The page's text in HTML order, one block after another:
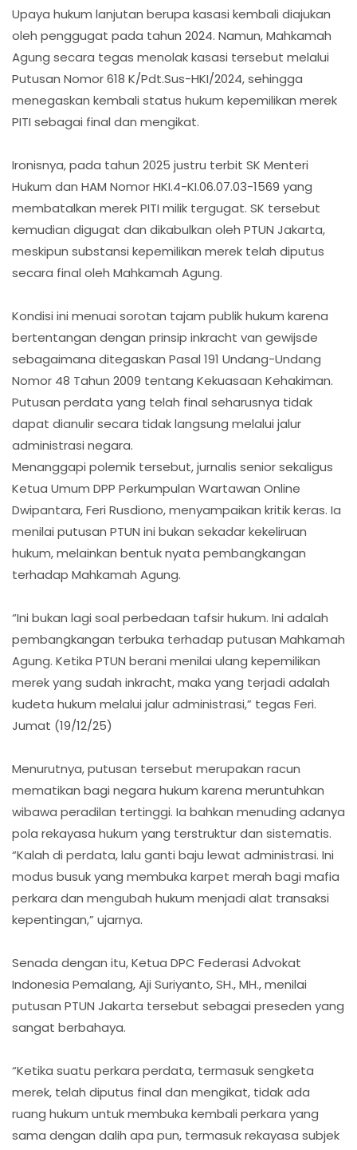
Upaya hukum lanjutan berupa kasasi kembali diajukan
oleh penggugat pada tahun 2024. Namun, Mahkamah
Agung secara tegas menolak kasasi tersebut melalui
Putusan Nomor 618 K/Pdt.Sus-HKI/2024, sehingga
menegaskan kembali status hukum kepemilikan merek
PITI sebagai final dan mengikat.
Ironisnya, pada tahun 2025 justru terbit SK Menteri
Hukum dan HAM Nomor HKI.4-KI.06.07.03-1569 yang
membatalkan merek PITI milik tergugat. SK tersebut
kemudian digugat dan dikabulkan oleh PTUN Jakarta,
meskipun substansi kepemilikan merek telah diputus
secara final oleh Mahkamah Agung.
Kondisi ini menuai sorotan tajam publik hukum karena
bertentangan dengan prinsip inkracht van gewijsde
sebagaimana ditegaskan Pasal 191 Undang-Undang
Nomor 48 Tahun 2009 tentang Kekuasaan Kehakiman.
Putusan perdata yang telah final seharusnya tidak
dapat dianulir secara tidak langsung melalui jalur
administrasi negara.
Menanggapi polemik tersebut, jurnalis senior sekaligus
Ketua Umum DPP Perkumpulan Wartawan Online
Dwipantara, Feri Rusdiono, menyampaikan kritik keras. Ia
menilai putusan PTUN ini bukan sekadar kekeliruan
hukum, melainkan bentuk nyata pembangkangan
terhadap Mahkamah Agung.
“Ini bukan lagi soal perbedaan tafsir hukum. Ini adalah
pembangkangan terbuka terhadap putusan Mahkamah
Agung. Ketika PTUN berani menilai ulang kepemilikan
merek yang sudah inkracht, maka yang terjadi adalah
kudeta hukum melalui jalur administrasi,” tegas Feri.
Jumat (19/12/25)
Menurutnya, putusan tersebut merupakan racun
mematikan bagi negara hukum karena meruntuhkan
wibawa peradilan tertinggi. Ia bahkan menuding adanya
pola rekayasa hukum yang terstruktur dan sistematis.
“Kalah di perdata, lalu ganti baju lewat administrasi. Ini
modus busuk yang membuka karpet merah bagi mafia
perkara dan mengubah hukum menjadi alat transaksi
kepentingan,” ujarnya.
Senada dengan itu, Ketua DPC Federasi Advokat
Indonesia Pemalang, Aji Suriyanto, SH., MH., menilai
putusan PTUN Jakarta tersebut sebagai preseden yang
sangat berbahaya.
“Ketika suatu perkara perdata, termasuk sengketa
merek, telah diputus final dan mengikat, tidak ada
ruang hukum untuk membuka kembali perkara yang
sama dengan dalih apa pun, termasuk rekayasa subjek